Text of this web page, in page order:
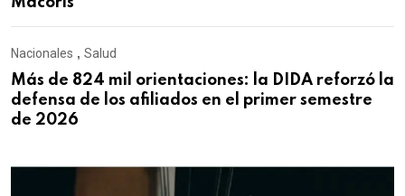
Nacionales , Salud
Más de 824 mil orientaciones: la DIDA reforzó la
defensa de los afiliados en el primer semestre
de 2026